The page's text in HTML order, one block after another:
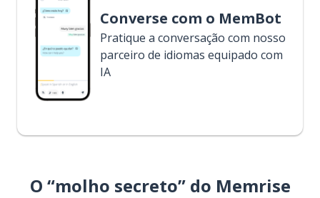
Converse com o MemBot
Pratique a conversação com nosso
parceiro de idiomas equipado com
IA
O “molho secreto” do Memrise